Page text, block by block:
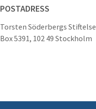
POSTADRESS
Torsten Söderbergs Stiftelse
Box 5391, 102 49 Stockholm